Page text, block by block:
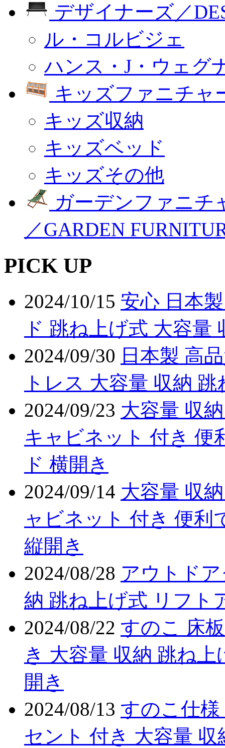
デザイナーズ／
ル・コルビジェ
ハンス・J・ウェグ
キッズファニチャ
キッズ収納
キッズベッド
キッズその他
ガーデンファニチ
／GARDEN
PICK UP
2024/10/15 安心 日本
ド 跳ね上げ式 大容量
2024/09/30 日本製 高
トレス 大容量 収納
2024/09/23 大容量 収
キャビネット 付き 便
ド 横開き
2024/09/14 大容量 収
ャビネット 付き 便利
縦開き
2024/08/28 アウトド
納 跳ね上げ式 リフト
2024/08/22 すのこ 床
き 大容量 収納 跳ね
開き
2024/08/13 すのこ仕
セント 付き 大容量